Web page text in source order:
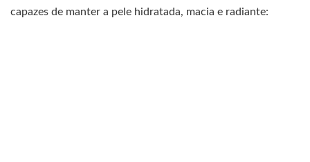
capazes de manter a pele hidratada, macia e radiante: